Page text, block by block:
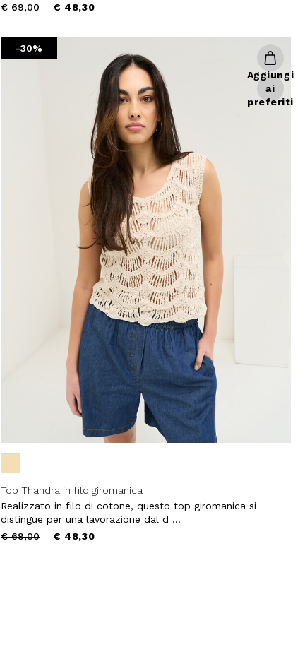
Price
€ 69,00to € 48,30
-30%
Aggiungi
ai
preferiti
Top Thandra in filo giromanica
Realizzato in filo di cotone, questo top giromanica si
distingue per una lavorazione dal d ...
Price
€ 69,00to € 48,30